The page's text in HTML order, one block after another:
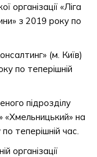
організації «Ліга
з 2019 року по
(м. Київ)
по теперішній
підрозділу
на
теперішній час.
організації